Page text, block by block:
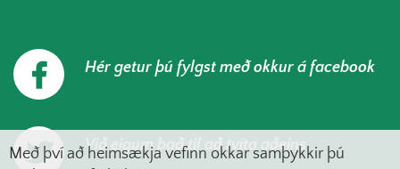
Hér getur þú fylgst með okkur á facebook
Við eigum það til að tvíta aðeins
Með því að heimsækja vefinn okkar samþykkir þú